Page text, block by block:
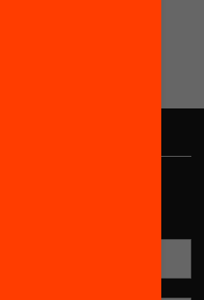
people who already
and projects for